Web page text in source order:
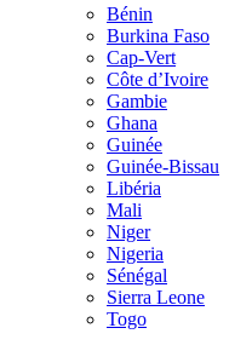
Bénin
Burkina Faso
Cap-Vert
Côte d’Ivoire
Gambie
Ghana
Guinée
Guinée-Bissau
Libéria
Mali
Niger
Nigeria
Sénégal
Sierra Leone
Togo